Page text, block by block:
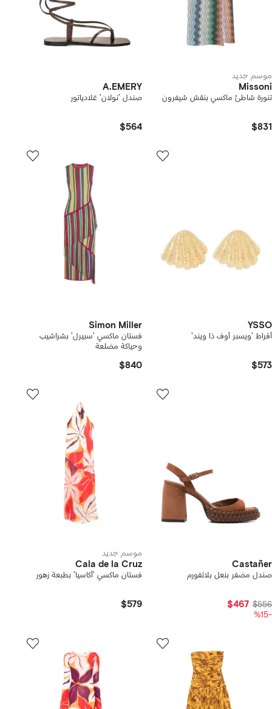
موسم جديد
Missoni
تنورة شاطئ ماكسي بنقش شيفرون
$831
A.EMERY
صندل 'نولان' غلادياتور
$564
YSSO
أقراط 'ويسبر أوف ذا ويند'
$573
Simon Miller
فستان ماكسي 'سبيرل' بشراشيب
وحياكة مضلعة
$840
Castañer
صندل مضفر بنعل بلاتفورم
$556
$467
-%15
موسم جديد
Cala de la Cruz
فستان ماكسي 'أكاسيا' بطبعة زهور
$579